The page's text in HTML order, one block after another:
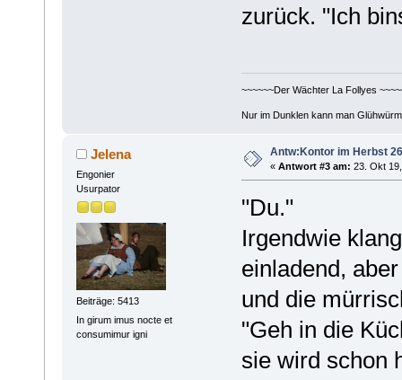
zurück. "Ich
~~~~~~Der Wächter La Follyes
Nur im Dunklen kann man
Jelena
Engonier
Usurpator
Beiträge: 5413
In girum imus nocte et
consumimur igni
Antw:Kontor im Herbst
« Antwort #3 am: 23. Okt
"Du."
Irgendwie
einladend,
und die
"Geh in die
sie wird schon